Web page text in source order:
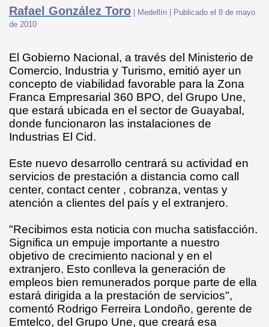
Rafael González Toro | Medellín | Publicado el 8 de mayo
de 2010
El Gobierno Nacional, a través del Ministerio de
Comercio, Industria y Turismo, emitió ayer un
concepto de viabilidad favorable para la Zona
Franca Empresarial 360 BPO, del Grupo Une,
que estará ubicada en el sector de Guayabal,
donde funcionaron las instalaciones de
Industrias El Cid.
Este nuevo desarrollo centrará su actividad en
servicios de prestación a distancia como call
center, contact center , cobranza, ventas y
atención a clientes del país y el extranjero.
"Recibimos esta noticia con mucha satisfacción.
Significa un empuje importante a nuestro
objetivo de crecimiento nacional y en el
extranjero. Esto conlleva la generación de
empleos bien remunerados porque parte de ella
estará dirigida a la prestación de servicios",
comentó Rodrigo Ferreira Londoño, gerente de
Emtelco, del Grupo Une, que creará esa